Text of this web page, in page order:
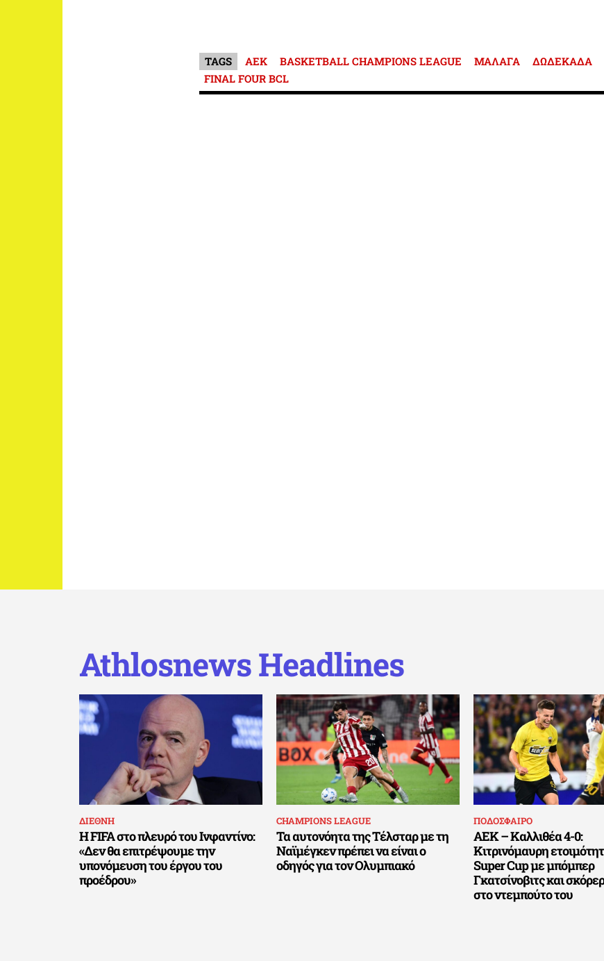
TAGS ΑΕΚ BASKETBALL CHAMPIONS LEAGUE ΜΑΛΑΓΑ
ΔΩΔΕΚΑΔΑ
FINAL FOUR BCL
Athlosnews Headlines
ΔΙΕΘΝΗ
Η FIFA στο πλευρό του Ινφαντίνο:
«Δεν θα επιτρέψουμε την
υπονόμευση του έργου του
προέδρου»
CHAMPIONS LEAGUE
Τα αυτονόητα της Τέλσταρ με τη
Ναϊμέγκεν πρέπει να είναι ο
οδηγός για τον Ολυμπιακό
ΠΟΔΟΣΦΑΙΡΟ
ΑΕΚ – Καλλιθέα 4-0:
Κιτρινόμαυρη
Super Cup με μπόμπερ
Γκατσίνοβιτς και
στο ντεμπούτο του